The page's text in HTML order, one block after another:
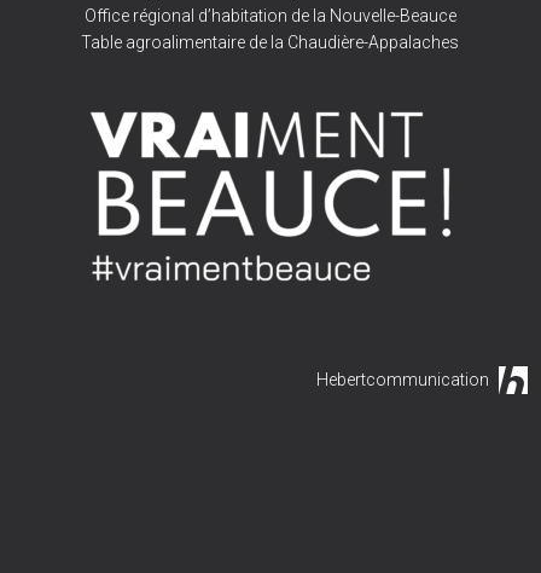
Office régional d’habitation de la Nouvelle-Beauce
Table agroalimentaire de la Chaudière-Appalaches
Hebertcommunication